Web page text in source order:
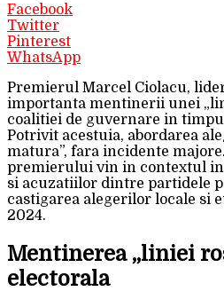
Facebook
Twitter
Pinterest
WhatsApp
Premierul Marcel Ciolacu,
importanta mentinerii unei
coalitiei de guvernare in
Potrivit acestuia, abordarea
matura”, fara incidente
premierului vin in contextul
si acuzatiilor dintre partidele
castigarea alegerilor locale si
2024.
Mentinerea „liniei
electorala